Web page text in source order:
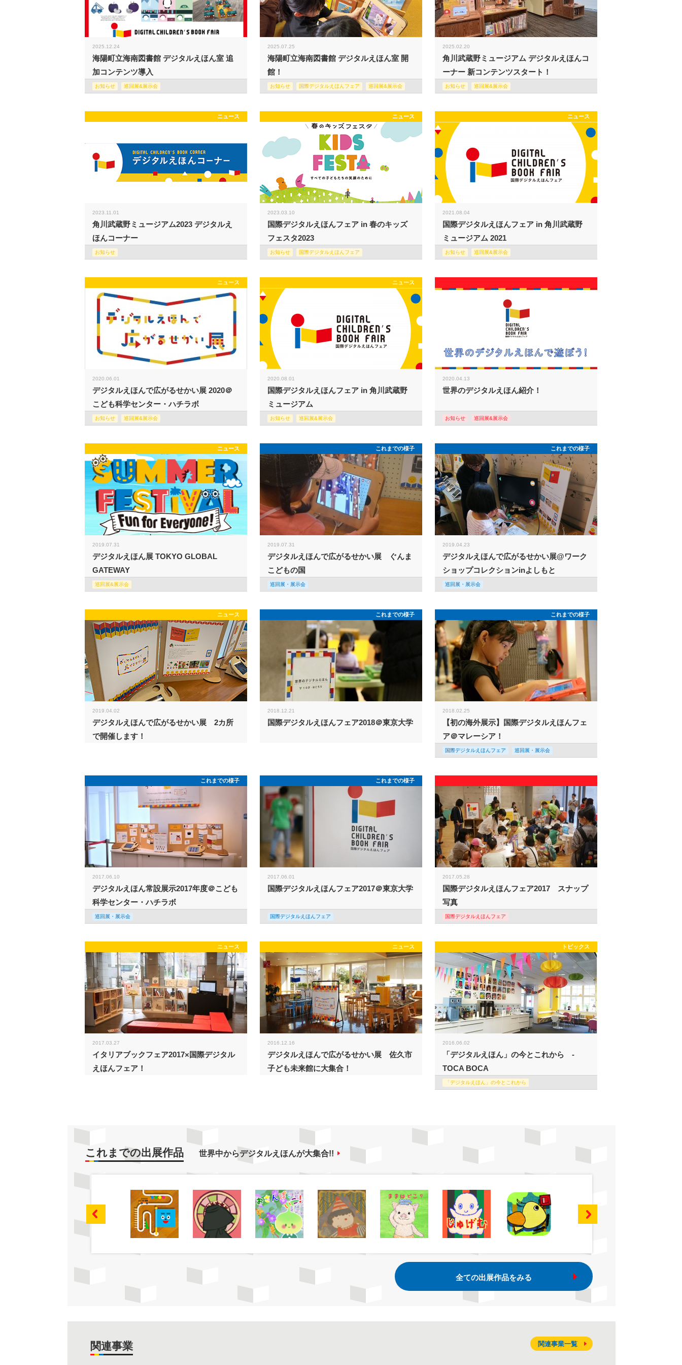
2025.12.24
海陽町立海南図書館 デジタルえほん室 追
加コンテンツ導入
お知らせ 巡回展&展示会
2025.07.25
海陽町立海南図書館 デジタルえほん室 開
館！
お知らせ 国際デジタルえほんフェア 巡回展&展示会
2025.02.20
角川武蔵野ミュージアム デジタルえほんコ
ーナー 新コンテンツスタート！
お知らせ 巡回展&展示会
ニュース
2023.11.01
角川武蔵野ミュージアム2023 デジタルえ
ほんコーナー
お知らせ
ニュース
2023.03.10
国際デジタルえほんフェア in 春のキッズ
フェスタ2023
お知らせ 国際デジタルえほんフェア
ニュース
2021.08.04
国際デジタルえほんフェア in 角川武蔵野
ミュージアム 2021
お知らせ 巡回展&展示会
ニュース
2020.06.01
デジタルえほんで広がるせかい展 2020＠
こども科学センター・ハチラボ
お知らせ 巡回展&展示会
ニュース
2020.08.01
国際デジタルえほんフェア in 角川武蔵野
ミュージアム
お知らせ 巡回展&展示会
2020.04.13
世界のデジタルえほん紹介！
お知らせ 巡回展&展示会
ニュース
2019.07.31
デジタルえほん展 TOKYO GLOBAL
GATEWAY
巡回展&展示会
これまでの様子
2019.07.31
デジタルえほんで広がるせかい展 ぐんま
こどもの国
巡回展・展示会
これまでの様子
2019.04.23
デジタルえほんで広がるせかい展@ワーク
ショップコレクションinよしもと
巡回展・展示会
ニュース
2019.04.02
デジタルえほんで広がるせかい展 2カ所
で開催します！
これまでの様子
2018.12.21
国際デジタルえほんフェア2018＠東京大学
これまでの様子
2018.02.25
【初の海外展示】国際デジタルえほんフェ
ア＠マレーシア！
国際デジタルえほんフェア 巡回展・展示会
これまでの様子
2017.06.10
デジタルえほん常設展示2017年度＠こども
科学センター・ハチラボ
巡回展・展示会
これまでの様子
2017.06.01
国際デジタルえほんフェア2017＠東京大学
国際デジタルえほんフェア
2017.05.28
国際デジタルえほんフェア2017 スナップ
写真
国際デジタルえほんフェア
ニュース
2017.03.27
イタリアブックフェア2017×国際デジタル
えほんフェア！
ニュース
2016.12.16
デジタルえほんで広がるせかい展 佐久市
子ども未来館に大集合！
トピックス
2016.06.02
「デジタルえほん」の今とこれから -
TOCA BOCA
「デジタルえほん」の今とこれから
これまでの出展作品 世界中からデジタルえほんが大集合!!
全ての出展作品をみる
関連事業 関連事業一覧